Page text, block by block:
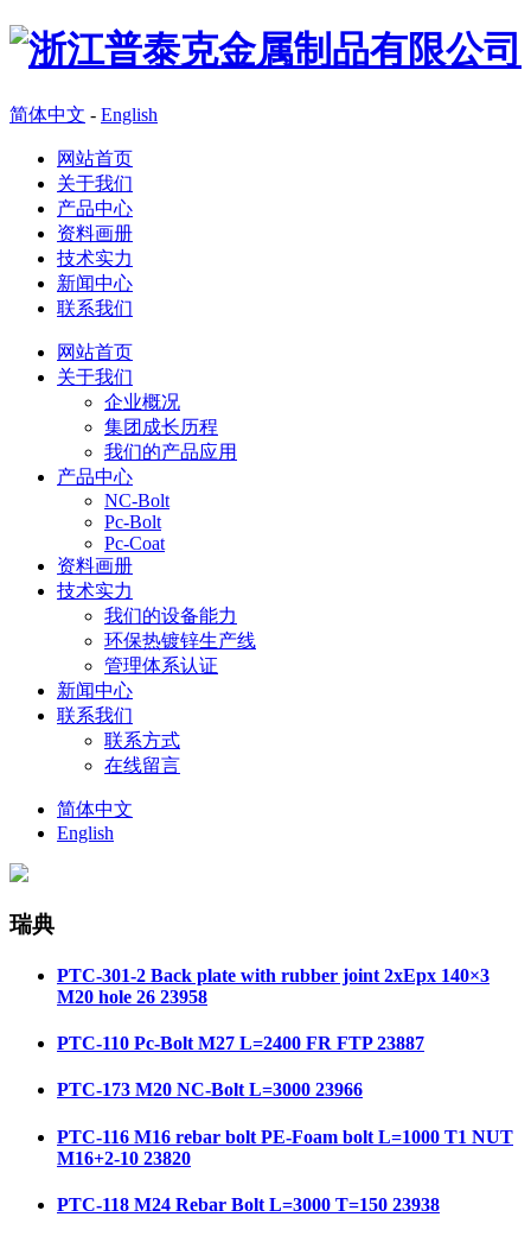
简体中文 - English
网站首页
关于我们
产品中心
资料画册
技术实力
新闻中心
联系我们
网站首页
关于我们
企业概况
集团成长历程
我们的产品应用
产品中心
NC-Bolt
Pc-Bolt
Pc-Coat
资料画册
技术实力
我们的设备能力
环保热镀锌生产线
管理体系认证
新闻中心
联系我们
联系方式
在线留言
简体中文
English
瑞典
PTC-301-2 Back plate with rubber joint 2xEpx 140×3
M20 hole 26 23958
PTC-110 Pc-Bolt M27 L=2400 FR FTP 23887
PTC-173 M20 NC-Bolt L=3000 23966
PTC-116 M16 rebar bolt PE-Foam bolt L=1000 T1 NUT
M16+2-10 23820
PTC-118 M24 Rebar Bolt L=3000 T=150 23938